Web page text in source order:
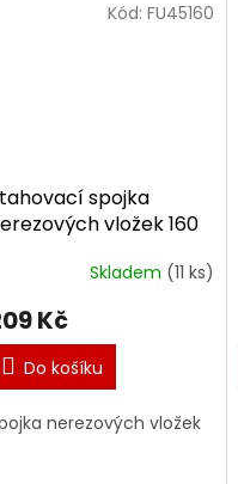
spojka
vložek 160
Skladem (11 ks)
Kč
Do košíku
nerezových vložek
Kód:FU45160